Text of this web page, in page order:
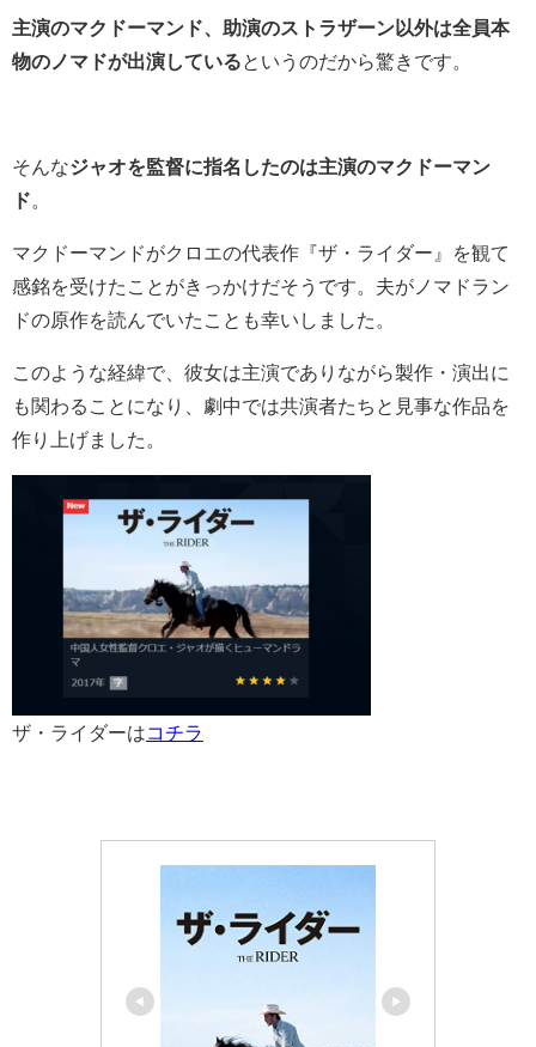
主演のマクドーマンド、助演のストラザーン以外は全員本
物のノマドが出演している というのだから驚きです。
そんなジャオを監督に指名したのは主演のマクドーマン
ド
マクドーマンドがクロエの代表作『ザ・ライダー』を観て
感銘を受けたことがきっかけだそうです。夫がノマドラン
ドの原作を読んでいたことも幸いしました。
このような経緯で、彼女は主演でありながら製作・演出に
も関わることになり、劇中では共演者たちと見事な作品を
作り上げました。
ザ・ライダーはコチラ